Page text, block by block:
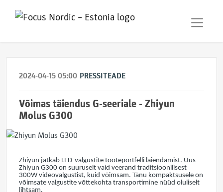
2024-04-15 05:00 PRESSITEADE
Võimas täiendus G-seeriale - Zhiyun
Molus G300
Zhiyun jätkab LED-valgustite tooteportfelli laiendamist. Uus
Zhiyun G300 on suuruselt vaid veerand traditsioonilisest
300W videovalgustist, kuid võimsam. Tänu kompaktsusele on
võimsate valgustite võttekohta transportimine nüüd oluliselt
lihtsam.